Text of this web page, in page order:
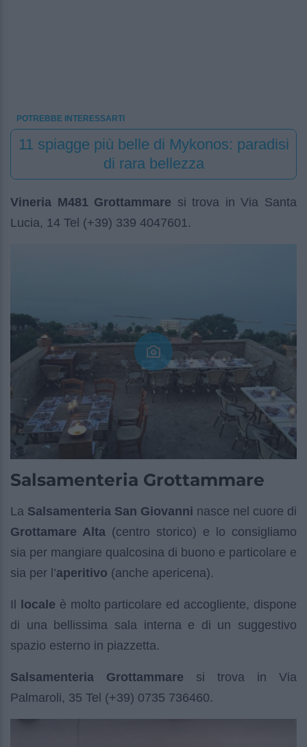
POTREBBE INTERESSARTI
11 spiagge più belle di Mykonos: paradisi
di rara bellezza
Vineria M481 Grottammare si trova in Via Santa
Lucia, 14 Tel (+39) 339 4047601.
Salsamenteria Grottammare
La Salsamenteria San Giovanni nasce nel cuore di
Grottamare Alta (centro storico) e lo consigliamo
sia per mangiare qualcosina di buono e particolare e
sia per l’aperitivo (anche apericena).
Il locale è molto particolare ed accogliente, dispone
di una bellissima sala interna e di un suggestivo
spazio esterno in piazzetta.
Salsamenteria Grottammare si trova in Via
Palmaroli, 35 Tel (+39) 0735 736460.